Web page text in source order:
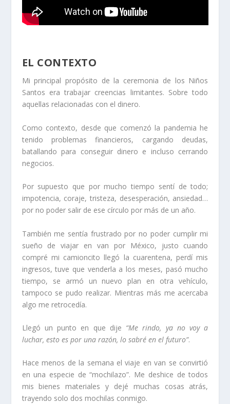
EL CONTEXTO
Mi principal propósito de la ceremonia de los Niños
Santos era trabajar creencias limitantes. Sobre todo
aquellas relacionadas con el dinero.
Como contexto, desde que comenzó la pandemia he
tenido problemas financieros, cargando deudas,
batallando para conseguir dinero e incluso cerrando
negocios.
Por supuesto que por mucho tiempo sentí de todo;
impotencia, coraje, tristeza, desesperación, ansiedad…
por no poder salir de ese círculo por más de un año.
También me sentía frustrado por no poder cumplir mi
sueño de viajar en van por México, justo cuando
compré mi camioncito llegó la cuarentena, perdí mis
ingresos, tuve que venderla a los meses, pasó mucho
tiempo, se armó un nuevo plan en otra vehículo,
tampoco se pudo realizar. Mientras más me acercaba
algo me retrocedía.
Llegó un punto en que dije “Me rindo, ya no voy a
luchar, esto es por una razón, lo sabré en el futuro”.
Hace menos de la semana el viaje en van se convirtió
en una especie de “mochilazo”. Me deshice de todos
mis bienes materiales y dejé muchas cosas atrás,
trayendo solo dos mochilas conmigo.